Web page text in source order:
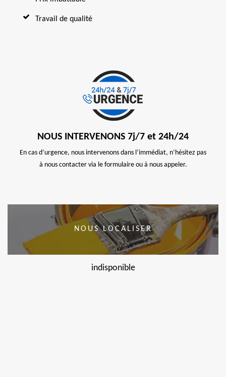
Travail de qualité
NOUS INTERVENONS 7j/7 et 24h/24
En cas d’urgence, nous intervenons dans l’immédiat, n’hésitez pas
à nous contacter via le formulaire ou à nous appeler.
NOUS LOCALISER
indisponible